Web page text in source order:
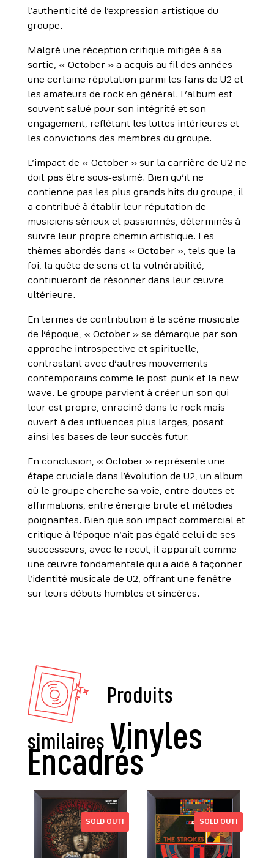
l’authenticité de l’expression artistique du
groupe.
Malgré une réception critique mitigée à sa
sortie, « October » a acquis au fil des années
une certaine réputation parmi les fans de U2 et
les amateurs de rock en général. L’album est
souvent salué pour son intégrité et son
engagement, reflétant les luttes intérieures et
les convictions des membres du groupe.
L’impact de « October » sur la carrière de U2 ne
doit pas être sous-estimé. Bien qu’il ne
contienne pas les plus grands hits du groupe, il
a contribué à établir leur réputation de
musiciens sérieux et passionnés, déterminés à
suivre leur propre chemin artistique. Les
thèmes abordés dans « October », tels que la
foi, la quête de sens et la vulnérabilité,
continueront de résonner dans leur œuvre
ultérieure.
En termes de contribution à la scène musicale
de l’époque, « October » se démarque par son
approche introspective et spirituelle,
contrastant avec d’autres mouvements
contemporains comme le post-punk et la new
wave. Le groupe parvient à créer un son qui
leur est propre, enraciné dans le rock mais
ouvert à des influences plus larges, posant
ainsi les bases de leur succès futur.
En conclusion, « October » représente une
étape cruciale dans l’évolution de U2, un album
où le groupe cherche sa voie, entre doutes et
affirmations, entre énergie brute et mélodies
poignantes. Bien que son impact commercial et
critique à l’époque n’ait pas égalé celui de ses
successeurs, avec le recul, il apparaît comme
une œuvre fondamentale qui a aidé à façonner
l’identité musicale de U2, offrant une fenêtre
sur leurs débuts humbles et sincères.
Produits
similaires
SOLD OUT! SOLD OUT!